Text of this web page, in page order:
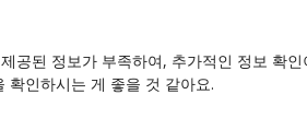
제공된 정보가 부족하여, 추가적인 정보 확
확인하시는 게 좋을 것 같아요.